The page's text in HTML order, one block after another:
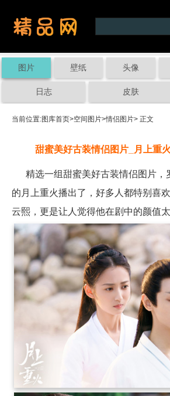
图片 壁纸 头像
日志 皮肤
当前位置:图库首页>空间图片>情侣图片> 正文
甜蜜美好古装情侣图片_月上重
精选一组甜蜜美好古装情侣图片，
的月上重火播出了，好多人都特别喜
云熙，更是让人觉得他在剧中的颜值太